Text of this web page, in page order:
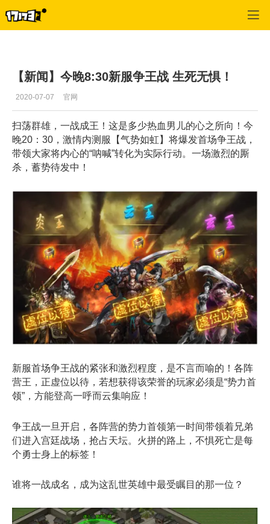
【新闻】今晚8:30新服争王战 生死无惧！
2020-07-07 官网
扫荡群雄，一战成王！这是多少热血男儿的心之所向！今
晚20：30，激情内测服【气势如虹】将爆发首场争王战，
带领大家将内心的“呐喊”转化为实际行动。一场激烈的厮
杀，蓄势待发中！
新服首场争王战的紧张和激烈程度，是不言而喻的！各阵
营王，正虚位以待，若想获得该荣誉的玩家必须是“势力首
领”，方能登高一呼而云集响应！
争王战一旦开启，各阵营的势力首领第一时间带领着兄弟
们进入宫廷战场，抢占天坛。火拼的路上，不惧死亡是每
个勇士身上的标签！
谁将一战成名，成为这乱世英雄中最受瞩目的那一位？